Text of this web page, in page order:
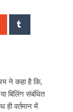
StumbleUpon
ने कहा है कि,
बिलिंग संबंधित
वर्तमान में